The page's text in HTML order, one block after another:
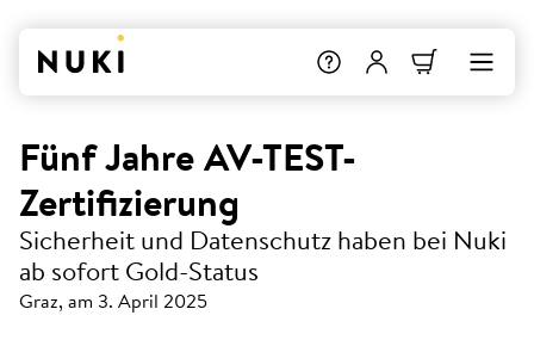
Fünf Jahre AV-TEST-
Zertifizierung
Sicherheit und Datenschutz haben bei Nuki
ab sofort Gold-Status
Graz, am 3. April 2025